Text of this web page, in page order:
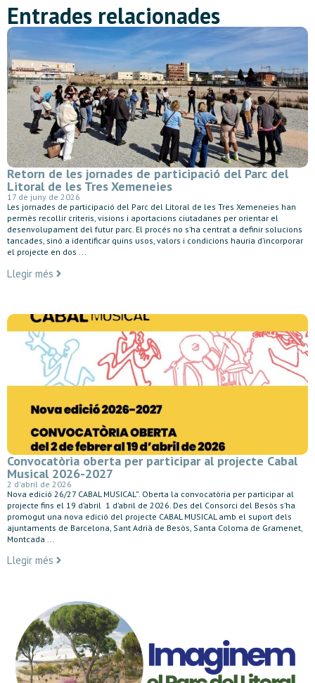
Entrades relacionades
Retorn de les jornades de participació del Parc del
Litoral de les Tres Xemeneies
17 de juny de 2026
Les jornades de participació del Parc del Litoral de les Tres Xemeneies han
permès recollir criteris, visions i aportacions ciutadanes per orientar el
desenvolupament del futur parc. El procés no s’ha centrat a definir solucions
tancades, sinó a identificar quins usos, valors i condicions hauria d’incorporar
el projecte en dos ...
Llegir més
Convocatòria oberta per participar al projecte Cabal
Musical 2026-2027
2 d'abril de 2026
Nova edició 26/27 CABAL MUSICAL”. Oberta la convocatòria per participar al
projecte fins el 19 d’abril 1 d’abril de 2026. Des del Consorci del Besòs s’ha
promogut una nova edició del projecte CABAL MUSICAL amb el suport dels
ajuntaments de Barcelona, Sant Adrià de Besòs, Santa Coloma de Gramenet,
Montcada ...
Llegir més